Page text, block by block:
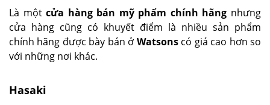
Là mộtcửa hàng bán mỹ phẩm chính hãng nhưng
cửa hàng cũng có khuyết điểm là nhiều sản phẩm
chính hãng được bày bán ởWatsonscó giá cao hơn so
với những nơi khác.
Hasaki